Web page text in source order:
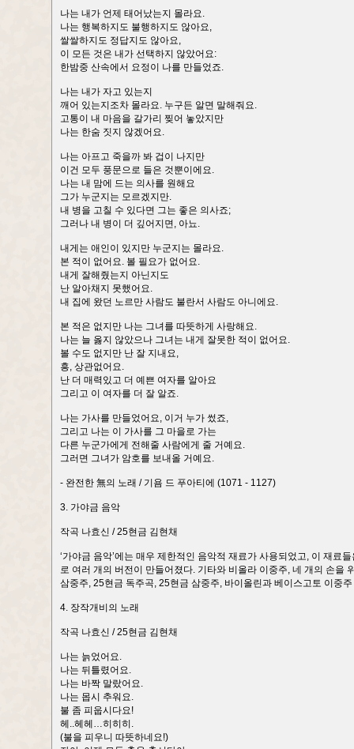
나는 내가 언제 태어났는지 몰라요.
나는 행복하지도 불행하지도 않아요,
쌀쌀하지도 정답지도 않아요,
이 모든 것은 내가 선택하지 않았어요:
한밤중 산속에서 요정이 나를 만들었죠.
나는 내가 자고 있는지
깨어 있는지조차 몰라요. 누구든 알면 말해줘요.
고통이 내 마음을 갈가리 찢어 놓았지만
나는 한숨 짓지 않겠어요.
나는 아프고 죽을까 봐 겁이 나지만
이건 모두 풍문으로 들은 것뿐이에요.
나는 내 맘에 드는 의사를 원해요
그가 누군지는 모르겠지만.
내 병을 고칠 수 있다면 그는 좋은 의사죠;
그러나 내 병이 더 깊어지면, 아뇨.
내게는 애인이 있지만 누군지는 몰라요.
본 적이 없어요. 볼 필요가 없어요.
내게 잘해줬는지 아닌지도
난 알아채지 못했어요.
내 집에 왔던 노르만 사람도 불란서 사람도 아니에요.
본 적은 없지만 나는 그녀를 따뜻하게 사랑해요.
나는 늘 옳지 않았으나 그녀는 내게 잘못한 적이 없어요.
볼 수도 없지만 난 잘 지내요,
흥, 상관없어요.
난 더 매력있고 더 예쁜 여자를 알아요
그리고 이 여자를 더 잘 알죠.
나는 가사를 만들었어요, 이거 누가 썼죠,
그리고 나는 이 가사를 그 마을로 가는
다른 누군가에게 전해줄 사람에게 줄 거예요.
그러면 그녀가 암호를 보내올 거예요.
- 완전한 無의 노래 / 기욤 드 푸아티에 (1071 - 1127)
3. 가야금 음악
작곡 나효신 / 25현금 김현채
‘가야금 음악’에는 매우 제한적인 음악적 재료가 사용되었고, 이 재
로 여러 개의 버전이 만들어졌다. 기타와 비올라 이중주, 네 개의 손을
삼중주, 25현금 독주곡, 25현금 삼중주, 바이올린과 베이스고토 이중
4. 장작개비의 노래
작곡 나효신 / 25현금 김현채
나는 늙었어요.
나는 뒤틀렸어요.
나는 바짝 말랐어요.
나는 몹시 추워요.
불 좀 피웁시다요!
헤..헤헤…히히히.
(불을 피우니 따뜻하네요!)